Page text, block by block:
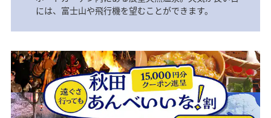
1名様用
はぁ～、山口宇部・岩国から、まんずねま
ってけ
20,000円
1名様用
へば！佐賀行ぐべ
25,000円
1名様用
へば！山口宇部・岩国行ぐべ
20,000円
には、富士山や飛行機を望むことができます。